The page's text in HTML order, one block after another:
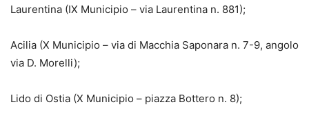
Laurentina (IX Municipio – via Laurentina n. 881);
Acilia (X Municipio – via di Macchia Saponara n. 7-9, angolo
via D. Morelli);
Lido di Ostia (X Municipio – piazza Bottero n. 8);